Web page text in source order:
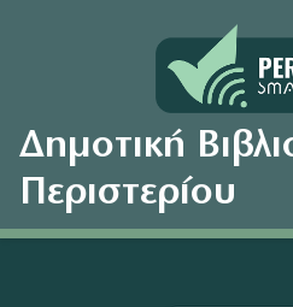
Δημοτική
Περιστερίου